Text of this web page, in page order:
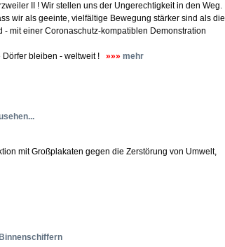
II ! Wir stellen uns der Ungerechtig­keit in den Weg.
wir als geeinte, vielfältige Bewegung stärker sind als die
- mit einer Coronaschutz-kompatiblen Demonstration
bleiben - weltweit !
»»» mehr
mit Großplakaten gegen die Zerstörung von Umwelt,